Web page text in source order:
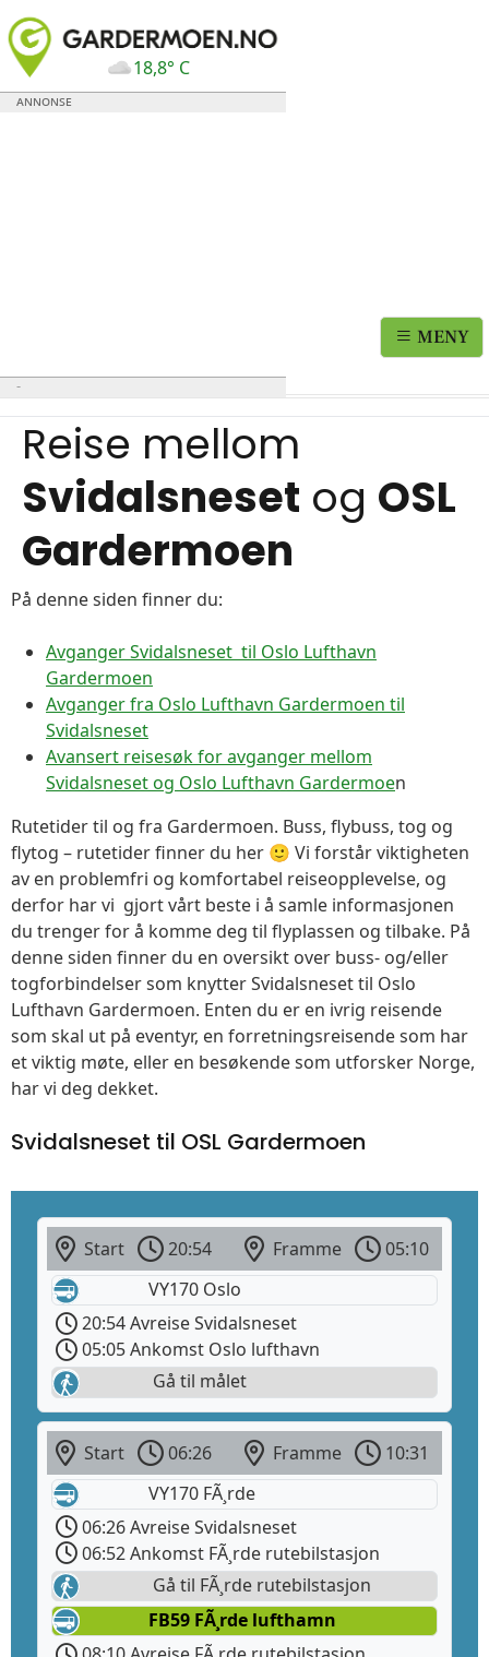
18,8° C
MENY
Reise mellom
Svidalsneset og OSL
Gardermoen
På denne siden finner du:
Avganger Svidalsneset til Oslo Lufthavn
Gardermoen
Avganger fra Oslo Lufthavn Gardermoen til
Svidalsneset
Avansert reisesøk for avganger mellom
Svidalsneset og Oslo Lufthavn Gardermoen
Rutetider til og fra Gardermoen. Buss, flybuss, tog og
flytog – rutetider finner du her 🙂 Vi forstår viktigheten
av en problemfri og komfortabel reiseopplevelse, og
derfor har vi gjort vårt beste i å samle informasjonen
du trenger for å komme deg til flyplassen og tilbake. På
denne siden finner du en oversikt over buss- og/eller
togforbindelser som knytter Svidalsneset til Oslo
Lufthavn Gardermoen. Enten du er en ivrig reisende
som skal ut på eventyr, en forretningsreisende som har
et viktig møte, eller en besøkende som utforsker Norge,
har vi deg dekket.
Svidalsneset til OSL Gardermoen
Start 20:54 Framme
05:10
VY170 Oslo
20:54 Avreise Svidalsneset
05:05 Ankomst Oslo lufthavn
Gå til målet
Start 06:26 Framme
10:31
VY170 FÃ¸rde
06:26 Avreise Svidalsneset
06:52 Ankomst FÃ¸rde rutebilstasjon
Gå til FÃ¸rde rutebilstasjon
FB59 FÃ¸rde lufthamn